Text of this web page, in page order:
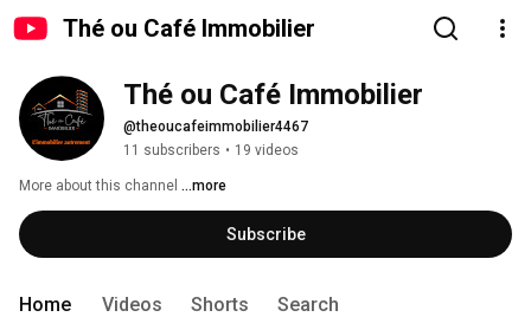
Thé ou Café Immobilier
Thé ou Café Immobilier
@theoucafeimmobilier4467
11 subscribers • 19 videos
More about this channel ...more
Subscribe
Home Videos Shorts Search